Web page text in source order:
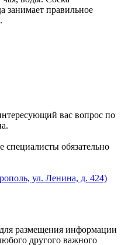
занимает правильное
вас вопрос по
обязательно
ул. Ленина, д. 424)
размещения информации
другого важного